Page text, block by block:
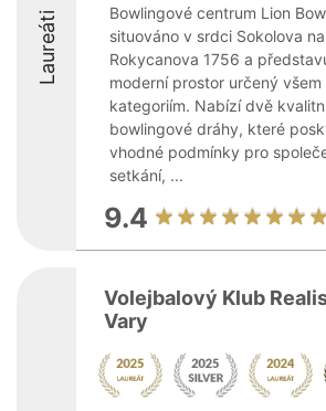
Laureáti
Bowlingové centrum Lion
situováno v srdci Sokolova
Rokycanova 1756 a
moderní prostor určený
kategoriím. Nabízí dvě
bowlingové dráhy, které
vhodné podmínky pro
setkání, ...
9.4
Volejbalový Klub
Vary